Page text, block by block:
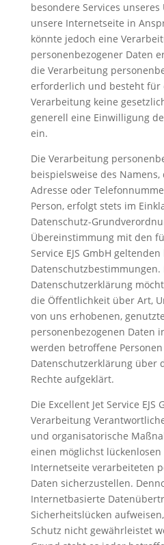
besondere Services
unsere Internetseite in
könnte jedoch eine
personenbezogener Daten
die Verarbeitung
erforderlich und besteht für
Verarbeitung keine
generell eine Einwilligung
ein.
Die Verarbeitung
beispielsweise des
Adresse oder
Person, erfolgt stets im
Datenschutz-
Übereinstimmung mit den
Service EJS GmbH
Datenschutzerklärung
die Öffentlichkeit über Art,
von uns erhobenen,
personenbezogenen Daten
werden betroffene
Datenschutzerklärung über
Rechte aufgeklärt.
Die Excellent Jet Service
Verarbeitung
und organisatorische
einen möglichst
Internetseite verarbeiteten
Daten sicherzustellen.
Internetbasierte
Sicherheitslücken
Schutz nicht gewährleistet